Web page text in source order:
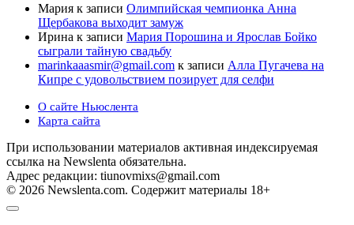
Мария к записи Олимпийская чемпионка Анна
Щербакова выходит замуж
Ирина к записи Мария Порошина и Ярослав Бойко
сыграли тайную свадьбу
marinkaaasmir@gmail.com к записи Алла Пугачева на
Кипре с удовольствием позирует для селфи
О сайте Ньюслента
Карта сайта
При использовании материалов активная индексируемая
ссылка на Newslenta обязательна.
Адрес редакции: tiunovmixs@gmail.com
© 2026 Newslenta.com. Содержит материалы 18+